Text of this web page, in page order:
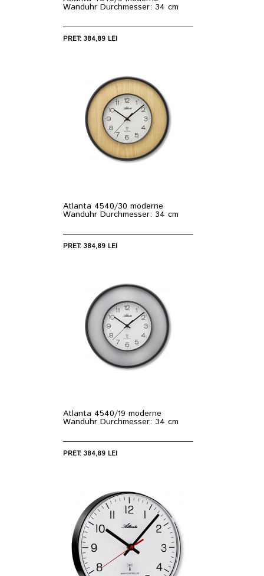
Wanduhr Durchmesser: 34 cm
PRET: 384,89 LEI
Atlanta 4540/30 moderne
Wanduhr Durchmesser: 34 cm
PRET: 384,89 LEI
Atlanta 4540/19 moderne
Wanduhr Durchmesser: 34 cm
PRET: 384,89 LEI